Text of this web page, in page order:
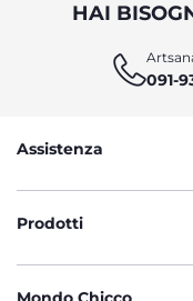
HAI
091-
Assistenza
Prodotti